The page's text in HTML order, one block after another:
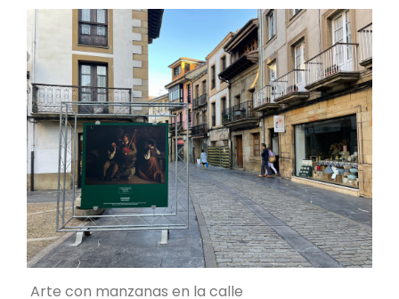
Arte con manzanas en la calle